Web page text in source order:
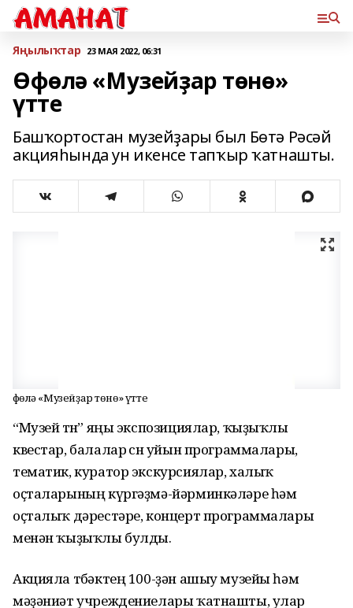
Яңылыҡтар 23 МАЯ 2022, 06:31
Өфөлә «Музейҙар төнө»
үтте
Башҡортостан музейҙары был Бөтә Рәсәй
акцияһында ун икенсе тапҡыр ҡатнашты.
Өфөлә «Музейҙар төнө» үтте
“Музей төнө” яңы экспозициялар, ҡыҙыҡлы
квестар, балалар өсөн уйын программалары,
тематик, куратор экскурсиялар, халыҡ
оҫталарының күргәҙмә-йәрминкәләре һәм
оҫталыҡ дәрестәре, концерт программалары
менән ҡыҙыҡлы булды.
Акцияла төбәктең 100-ҙән ашыу музейы һәм
мәҙәниәт учреждениелары ҡатнашты, улар